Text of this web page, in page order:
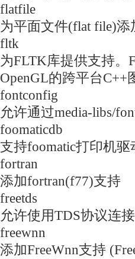
flatfile
为平面文件(flat file)
fltk
为FLTK库提供支持。
OpenGL的跨平台
fontconfig
允许通过media-libs/
foomaticdb
支持foomatic打印机
fortran
添加fortran(f77)支持
freetds
允许使用TDS协议连
freewnn
添加FreeWnn支持